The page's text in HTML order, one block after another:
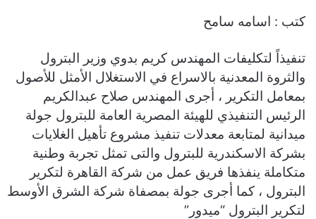
كتب : اسامه سامح
تنفيذاً لتكليفات المهندس كريم بدوي وزير البترول
والثروة المعدنية بالاسراع في الاستغلال الأمثل للأصول
بمعامل التكرير ، أجرى المهندس صلاح عبدالكريم
الرئيس التنفيذي للهيئة المصرية العامة للبترول جولة
ميدانية لمتابعة معدلات تنفيذ مشروع تأهيل الغلايات
بشركة الاسكندرية للبترول والتى تمثل تجربة وطنية
متكاملة ينفذها فريق عمل من شركة القاهرة لتكرير
البترول ، كما أجرى جولة بمصفاة شركة الشرق الأوسط
لتكرير البترول “ميدور”